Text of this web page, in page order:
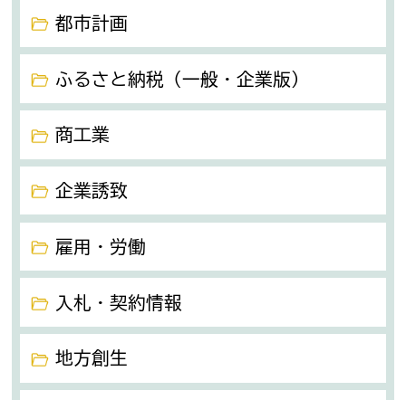
都市計画
ふるさと納税（一般・企業版）
商工業
企業誘致
雇用・労働
入札・契約情報
地方創生